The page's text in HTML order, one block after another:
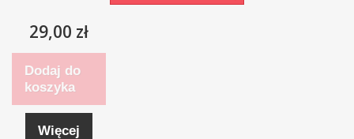
29,00 zł
Dodaj do
koszyka
Więcej